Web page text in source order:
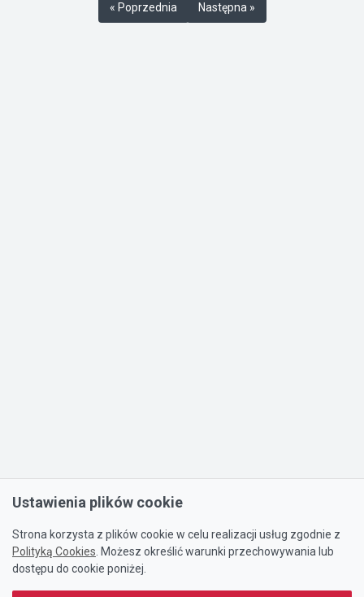
« Poprzednia Następna »
Ustawienia plików cookie
Strona korzysta z plików cookie w celu realizacji usług zgodnie z
Polityką Cookies . Możesz określić warunki przechowywania lub
dostępu do cookie poniżej.